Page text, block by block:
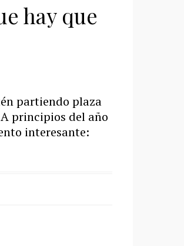
hay que
partiendo plaza
principios del año
interesante: